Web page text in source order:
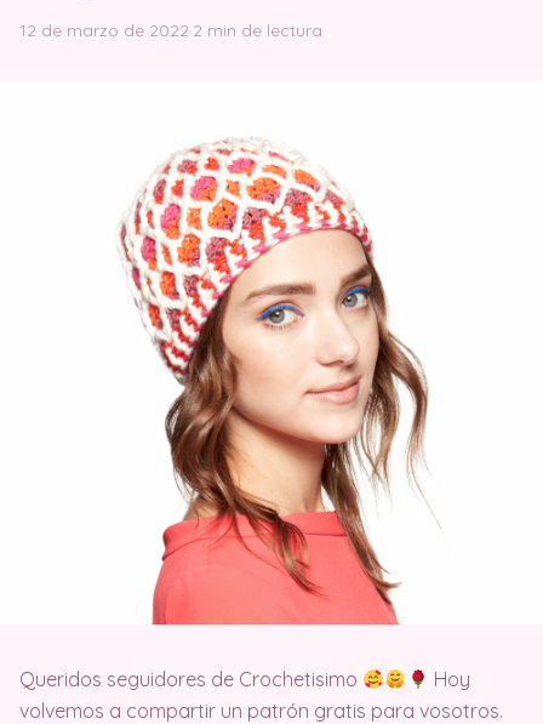
12 de marzo de 2022·2 min de lectura
Queridos seguidores de Crochetisimo
Hoy
volvemos a compartir un patrón gratis para vosotros.